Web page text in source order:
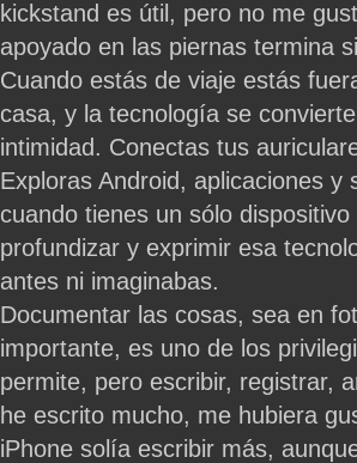
kickstand es útil, pero no me
apoyado en las piernas termina
Cuando estás de viaje estás
casa, y la tecnología se
intimidad. Conectas tus
Exploras Android, aplicaciones
cuando tienes un sólo
profundizar y exprimir esa
antes ni imaginabas.
Documentar las cosas, sea en
importante, es uno de los
permite, pero escribir, registrar,
he escrito mucho, me hubiera
iPhone solía escribir más,